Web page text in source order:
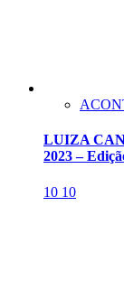
LUIZA
2023 –
10 10